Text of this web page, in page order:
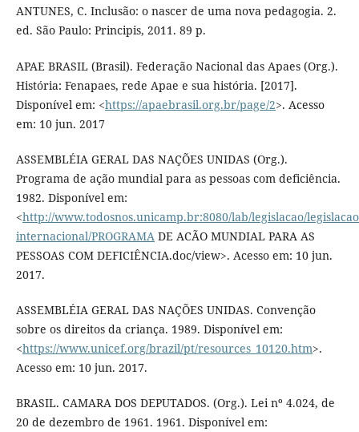
ANTUNES, C. Inclusão: o nascer de uma nova pedagogia. 2.
ed. São Paulo: Principis, 2011. 89 p.
APAE BRASIL (Brasil). Federação Nacional das Apaes (Org.).
História: Fenapaes, rede Apae e sua história. [2017].
Disponível em: <https://apaebrasil.org.br/page/2>. Acesso
em: 10 jun. 2017
ASSEMBLÉIA GERAL DAS NAÇÕES UNIDAS (Org.).
Programa de ação mundial para as pessoas com deficiência.
1982. Disponível em:
<http://www.todosnos.unicamp.br:8080/lab/legislacao/
internacional/PROGRAMA DE ACÃO MUNDIAL PARA AS
PESSOAS COM DEFICIÊNCIA.doc/view>. Acesso em: 10 jun.
2017.
ASSEMBLÉIA GERAL DAS NAÇÕES UNIDAS. Convenção
sobre os direitos da criança. 1989. Disponível em:
<https://www.unicef.org/brazil/pt/resources_10120.htm>.
Acesso em: 10 jun. 2017.
BRASIL. CAMARA DOS DEPUTADOS. (Org.). Lei nº 4.024, de
20 de dezembro de 1961. 1961. Disponível em: